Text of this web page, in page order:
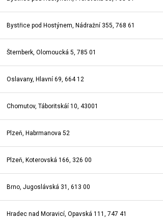
Bystřice pod Hostýnem, Nádražní 355, 768 61
Šternberk, Olomoucká 5, 785 01
Oslavany, Hlavní 69, 664 12
Chomutov, Táboritskáí 10, 43001
Plzeň, Habrmanova 52
Plzeň, Koterovská 166, 326 00
Brno, Jugoslávská 31, 613 00
Hradec nad Moravicí, Opavská 111, 747 41